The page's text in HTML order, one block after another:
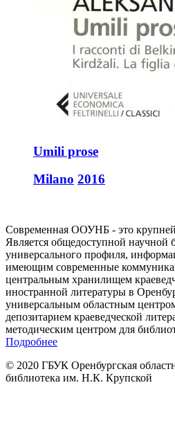
Umili prose
Milano 2016
Современная ООУНБ - это
Является общедоступной научной
универсального профиля,
имеющим современные
центральным хранилищем
иностранной литературы в
универсальным областным
депозитарием краеведческой
методическим центром для
Подробнее
© 2020 ГБУК Оренбургская
библиотека им. Н.К. Крупской